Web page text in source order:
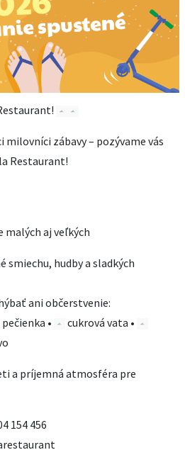
milovníci zábavy – pozývame vás
Restaurant!
malých aj veľkých
smiechu, hudby a sladkých
ani občerstvenie:
•
cukrová vata •
a príjemná atmosféra pre
154 456